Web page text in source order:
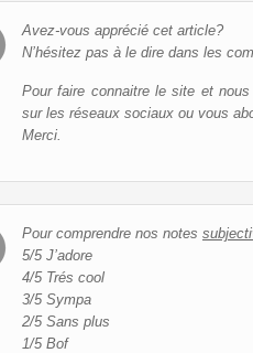
Avez-vous apprécié cet article?
N’hésitez pas à le dire dans les
Pour faire connaitre le site et
sur les réseaux sociaux ou vous
Merci.
Pour comprendre nos notes
5/5 J’adore
4/5 Trés cool
3/5 Sympa
2/5 Sans plus
1/5 Bof